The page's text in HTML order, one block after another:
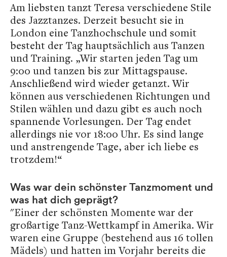
Am liebsten tanzt Teresa verschiedene Stile
des Jazztanzes. Derzeit besucht sie in
London eine Tanzhochschule und somit
besteht der Tag hauptsächlich aus Tanzen
und Training. „Wir starten jeden Tag um
9:00 und tanzen bis zur Mittagspause.
Anschließend wird wieder getanzt. Wir
können aus verschiedenen Richtungen und
Stilen wählen und dazu gibt es auch noch
spannende Vorlesungen. Der Tag endet
allerdings nie vor 18:00 Uhr. Es sind lange
und anstrengende Tage, aber ich liebe es
trotzdem!“
Was war dein schönster Tanzmoment und
was hat dich geprägt?
"Einer der schönsten Momente war der
großartige Tanz-Wettkampf in Amerika. Wir
waren eine Gruppe (bestehend aus 16 tollen
Mädels) und hatten im Vorjahr bereits die